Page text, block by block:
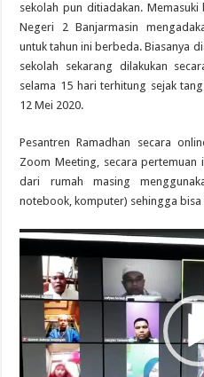
sekolah pun ditiadakan.
Negeri 2 Banjarmasin
untuk tahun ini berbeda. Biasanya
sekolah sekarang dilakukan
selama 15 hari terhitung sejak
12 Mei 2020.
Pesantren Ramadhan secara
Zoom Meeting, secara
dari rumah masing
notebook, komputer) sehingga bisa
Video
Player